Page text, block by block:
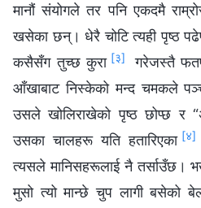
मानौं संयोगले तर पनि एकदमै
खसेका छन्। धेरै चोटि त्यही पृष्ठ
कसैसँग तुच्छ कुरा [३]
गरेजस्तै
आँखाबाट निस्केको मन्द चमकले
उसले खोलिराखेको पृष्ठ छोप्छ र
उसका चालहरू यति हतारिएका [४]
त्यसले मानिसहरूलाई नै तर्साउँछ।
मुसो त्यो मान्छे चुप लागी बसेको